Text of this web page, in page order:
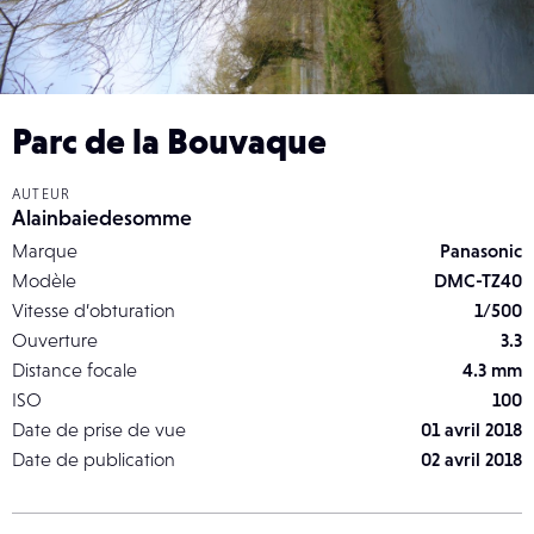
Parc de la Bouvaque
AUTEUR
Alainbaiedesomme
Marque
Panasonic
Modèle
DMC-TZ40
Vitesse d’obturation
1/500
Ouverture
3.3
Distance focale
4.3 mm
ISO
100
Date de prise de vue
01 avril 2018
Date de publication
02 avril 2018